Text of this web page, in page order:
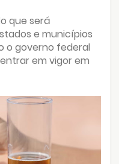
que será
e municípios
o governo federal
em vigor em